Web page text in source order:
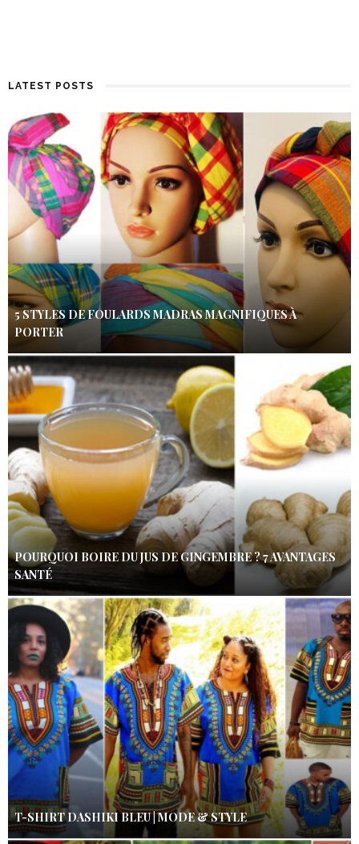
LATEST POSTS
5 STYLES DE FOULARDS MADRAS MAGNIFIQUES À
PORTER
POURQUOI BOIRE DU JUS DE GINGEMBRE ? 7 AVANTAGES
SANTÉ
T-SHIRT DASHIKI BLEU | MODE & STYLE